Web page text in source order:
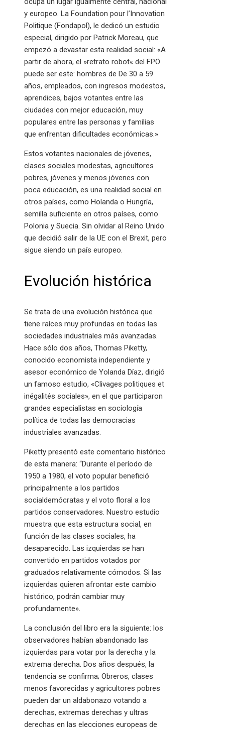
y europeo. La Foundation pour l’Innovation
Politique (Fondapol), le dedicó un estudio
especial, dirigido por Patrick Moreau, que
empezó a devastar esta realidad social: «A
partir de ahora, el »retrato robot« del FPÖ
puede ser este: hombres de De 30 a 59
años, empleados, con ingresos modestos,
aprendices, bajos votantes entre las
ciudades con mejor educación, muy
populares entre las personas y familias
que enfrentan dificultades económicas.»
Estos votantes nacionales de jóvenes,
clases sociales modestas, agricultores
pobres, jóvenes y menos jóvenes con
poca educación, es una realidad social en
otros países, como Holanda o Hungría,
semilla suficiente en otros países, como
Polonia y Suecia. Sin olvidar al Reino Unido
que decidió salir de la UE con el Brexit, pero
sigue siendo un país europeo.
Evolución histórica
Se trata de una evolución histórica que
tiene raíces muy profundas en todas las
sociedades industriales más avanzadas.
Hace sólo dos años, Thomas Piketty,
conocido economista independiente y
asesor económico de Yolanda Díaz, dirigió
un famoso estudio, «Clivages politiques et
inégalités sociales», en el que participaron
grandes especialistas en sociología
política de todas las democracias
industriales avanzadas.
Piketty presentó este comentario histórico
de esta manera: “Durante el período de
1950 a 1980, el voto popular benefició
principalmente a los partidos
socialdemócratas y el voto floral a los
partidos conservadores. Nuestro estudio
muestra que esta estructura social, en
función de las clases sociales, ha
desaparecido. Las izquierdas se han
convertido en partidos votados por
graduados relativamente cómodos. Si las
izquierdas quieren afrontar este cambio
histórico, podrán cambiar muy
profundamente».
La conclusión del libro era la siguiente: los
observadores habían abandonado las
izquierdas para votar por la derecha y la
extrema derecha. Dos años después, la
tendencia se confirma; Obreros, clases
menos favorecidas y agricultores pobres
pueden dar un aldabonazo votando a
derechas, extremas derechas y ultras
derechas en las elecciones europeas de